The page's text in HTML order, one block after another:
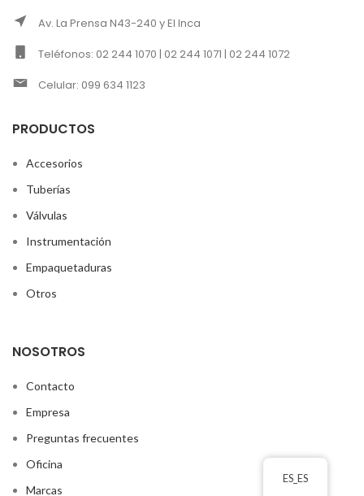
Av. La Prensa N43-240 y El Inca
Teléfonos: 02 244 1070 | 02 244 1071 | 02 244 1072
Celular: 099 634 1123
PRODUCTOS
Accesorios
Tuberías
Válvulas
Instrumentación
Empaquetaduras
Otros
NOSOTROS
Contacto
Empresa
Preguntas frecuentes
Oficina
Marcas
ES_ES